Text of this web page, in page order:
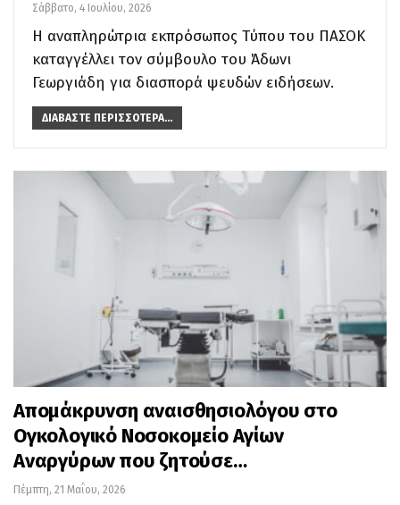
Σάββατο, 4 Ιουλίου, 2026
Η αναπληρώτρια εκπρόσωπος Τύπου του ΠΑΣΟΚ
καταγγέλλει τον σύμβουλο του Άδωνι
Γεωργιάδη για διασπορά ψευδών ειδήσεων.
ΔΙΑΒΆΣΤΕ ΠΕΡΙΣΣΌΤΕΡΑ...
Απομάκρυνση αναισθησιολόγου στο
Ογκολογικό Νοσοκομείο Αγίων
Αναργύρων που ζητούσε…
Πέμπτη, 21 Μαΐου, 2026